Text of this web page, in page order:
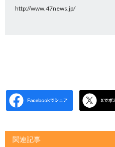
http://www.47news.jp/
関連記事